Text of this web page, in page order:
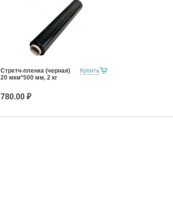
Купить
Стретч-пленка (черная)
20 мкм*500 мм, 2 кг
780.00 ₽